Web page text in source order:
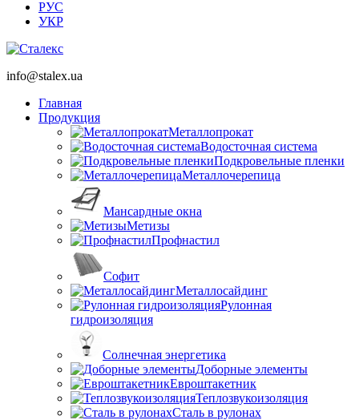
РУС
УКР
info@stalex.ua
Главная
Продукция
Металлопрокат
Водосточная система
Подкровельные пленки
Металлочерепица
Мансардные окна
Метизы
Профнастил
Софит
Металлосайдинг
Рулонная
гидроизоляция
Солнечная энергетика
Доборные элементы
Евроштакетник
Теплозвукоизоляция
Сталь в рулонах